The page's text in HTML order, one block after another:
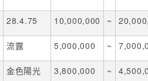
28.4.75 10,000,000 ~
流露 5,000,000 ~
金色陽光 3,800,000 ~